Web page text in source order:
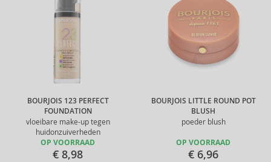
BOURJOIS 123 PERFECT
FOUNDATION
vloeibare make-up tegen
huidonzuiverheden
OP VOORRAAD
€ 8,98
BOURJOIS LITTLE ROUND POT
BLUSH
poeder blush
OP VOORRAAD
€ 6,96